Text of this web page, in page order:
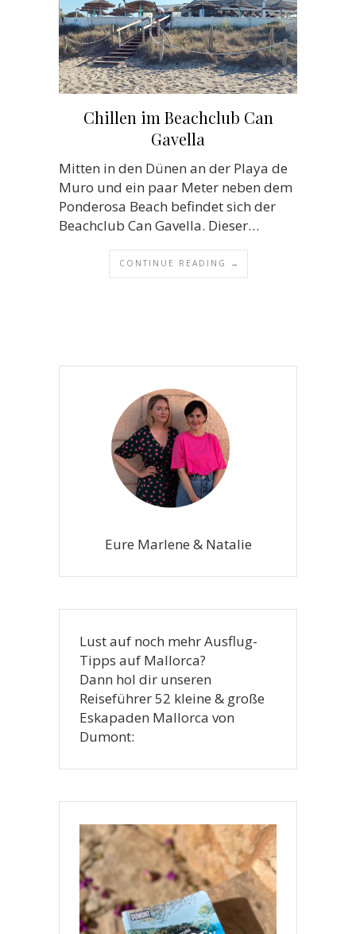
Chillen im Beachclub Can
Gavella
Mitten in den Dünen an der Playa de
Muro und ein paar Meter neben dem
Ponderosa Beach befindet sich der
Beachclub Can Gavella. Dieser…
CONTINUE READING →
Eure Marlene & Natalie
Lust auf noch mehr Ausflug-
Tipps auf Mallorca?
Dann hol dir unseren
Reiseführer 52 kleine & große
Eskapaden Mallorca von
Dumont: